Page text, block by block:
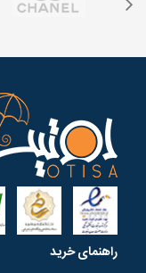
راهنمای خرید